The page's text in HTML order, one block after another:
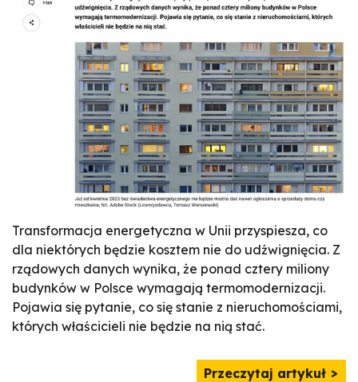
Transformacja energetyczna w Unii przyspiesza, co
dla niektórych będzie kosztem nie do udźwignięcia. Z
rządowych danych wynika, że ponad cztery miliony
budynków w Polsce wymagają termomodernizacji.
Pojawia się pytanie, co się stanie z nieruchomościami,
których właścicieli nie będzie na nią stać.
Przeczytaj artykuł